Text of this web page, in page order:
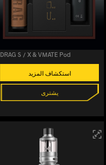
DRAG S / X & VMATE Pod
استكشاف المزيد
يشترى